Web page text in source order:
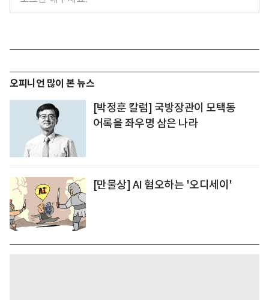
오피니언 많이 본 뉴스
[박정훈 칼럼] 국방장관이 모택동
어록을 좌우명 삼은 나라
[만물상] AI 혐오하는 '오디세이'